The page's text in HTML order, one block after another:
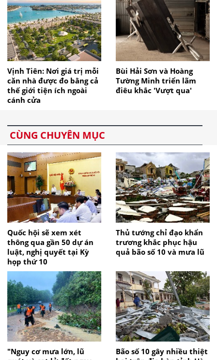
Vịnh Tiên: Nơi giá trị mỗi
căn nhà được đo bằng cả
thế giới tiện ích ngoài
cánh cửa
Bùi Hải Sơn và Hoàng
Tường Minh triển lãm
điêu khắc 'Vượt qua'
CÙNG CHUYÊN MỤC
Quốc hội sẽ xem xét
thông qua gần 50 dự án
luật, nghị quyết tại Kỳ
họp thứ 10
Thủ tướng chỉ đạo khẩn
trương khắc phục hậu
quả bão số 10 và mưa lũ
"Nguy cơ mưa lớn, lũ
Bão số 10 gây nhiều thiệt